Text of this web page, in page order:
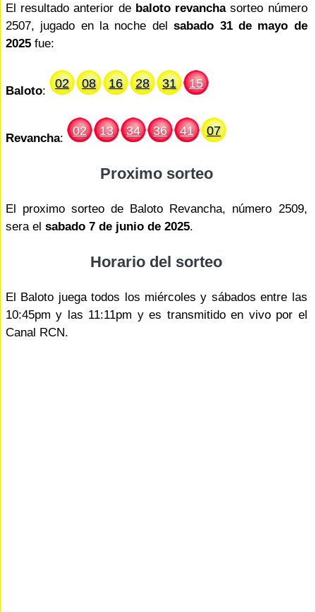
El resultado anterior de baloto revanchasorteo número
2507, jugado en la noche delsabado 31 de mayo de
2025 fue:
Baloto:
02 08 16 28 31 15
Revancha:
02 13 34 36 41 07
Proximo sorteo
El proximo sorteo de Baloto Revancha, número 2509,
sera el sabado 7 de junio de 2025.
Horario del sorteo
El Baloto juega todos los miércoles y sábados entre las
10:45pm y las 11:11pm y es transmitido en vivo por el
Canal RCN.